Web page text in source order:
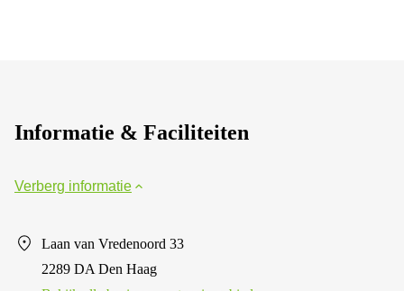
Informatie & Faciliteiten
Verberg informatie
Laan van Vredenoord 33
2289 DA Den Haag